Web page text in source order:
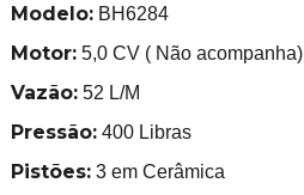
Modelo:BH6284
Motor:5,0 CV ( Não acompanha)
Vazão:52 L/M
Pressão:400 Libras
Pistões:3 em Cerâmica